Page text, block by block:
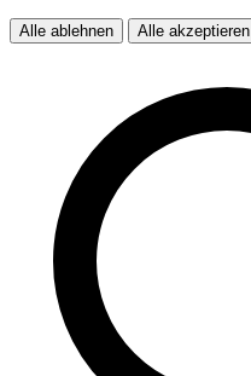
Alle ablehnen Alle akzeptieren